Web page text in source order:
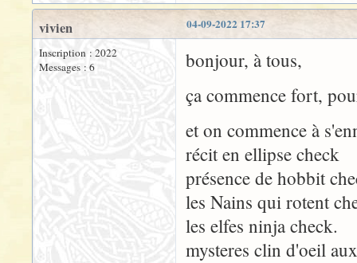
04-09-2022 17:37
vivien
Inscription : 2022
Messages : 6
bonjour, à tous,
ça commence fort,
et on commence à
récit en ellipse check
présence de hobbit
les Nains qui rotent
les elfes ninja check.
mysteres clin d'oeil